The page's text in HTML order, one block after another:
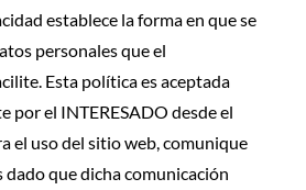
establece la forma en que se
personales que el
Esta política es aceptada
por el INTERESADO desde el
el uso del sitio web, comunique
dado que dicha comunicación